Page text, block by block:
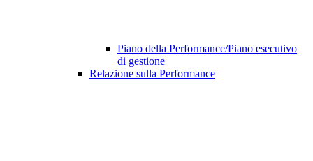
Piano della Performance/Piano esecutivo
di gestione
Relazione sulla Performance